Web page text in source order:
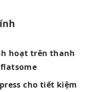
hoạt trên thanh
cho tiết kiệm